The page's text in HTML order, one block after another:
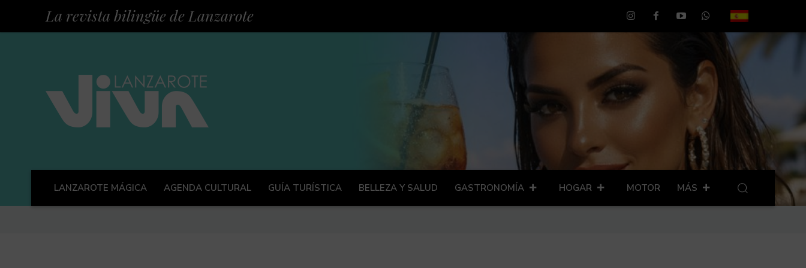
La revista bilingüe de Lanzarote
LANZAROTE MÁGICA AGENDA CULTURAL GUÍA TURÍSTICA BELLEZA Y SALUD GASTRONOMÍA HOGAR MOTOR MÁS